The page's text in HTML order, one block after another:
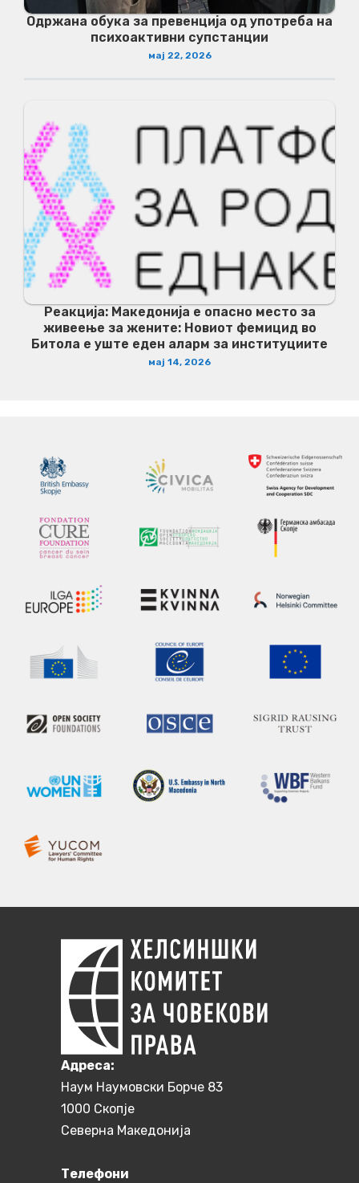
Одржана обука за превенција од употреба на
психоактивни супстанции
мај 22, 2026
Реакција: Македонија е опасно место за
живеење за жените: Новиот фемицид во
Битола е уште еден аларм за институциите
мај 14, 2026
Aдреса:
Наум Наумовски Борче 83
1000 Скопје
Северна Македонија
Телефони